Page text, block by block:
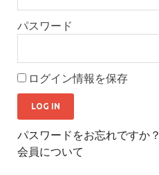
パスワード
ログイン情報を保存
パスワードをお忘れですか？
会員について